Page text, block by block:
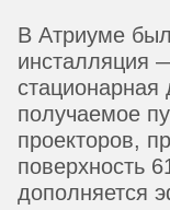
В Атриуме
инсталляция
получаемое
проекторов,
поверхность
дополняется